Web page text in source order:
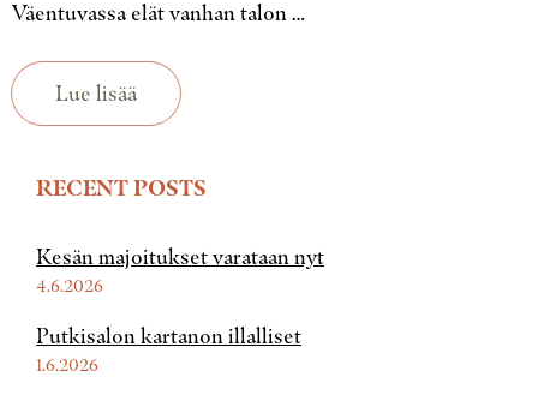
Väentuvassa elät vanhan talon …
Lue lisää
RECENT POSTS
Kesän majoitukset varataan nyt
4.6.2026
Putkisalon kartanon illalliset
1.6.2026